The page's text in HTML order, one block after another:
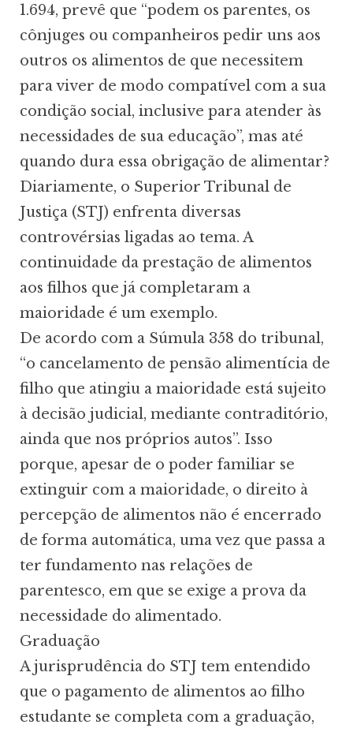
1.694, prevê que “podem os parentes, os
cônjuges ou companheiros pedir uns aos
outros os alimentos de que necessitem
para viver de modo compatível com a sua
condição social, inclusive para atender às
necessidades de sua educação”, mas até
quando dura essa obrigação de alimentar?
Diariamente, o Superior Tribunal de
Justiça (STJ) enfrenta diversas
controvérsias ligadas ao tema. A
continuidade da prestação de alimentos
aos filhos que já completaram a
maioridade é um exemplo.
De acordo com a Súmula 358 do tribunal,
“o cancelamento de pensão alimentícia de
filho que atingiu a maioridade está sujeito
à decisão judicial, mediante contraditório,
ainda que nos próprios autos”. Isso
porque, apesar de o poder familiar se
extinguir com a maioridade, o direito à
percepção de alimentos não é encerrado
de forma automática, uma vez que passa a
ter fundamento nas relações de
parentesco, em que se exige a prova da
necessidade do alimentado.
Graduação
A jurisprudência do STJ tem entendido
que o pagamento de alimentos ao filho
estudante se completa com a graduação,